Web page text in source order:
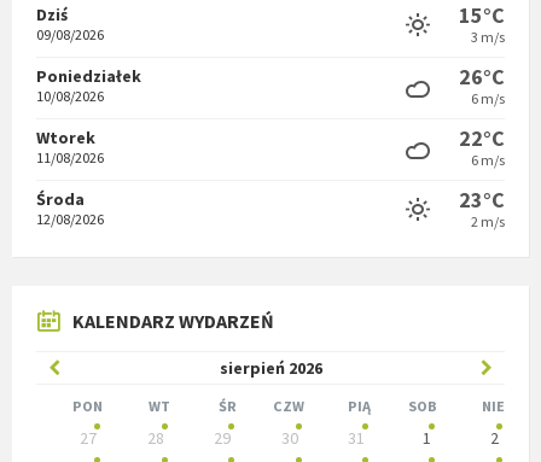
Dziś
09/08/2026
15°C
3 m/s
Poniedziałek
10/08/2026
26°C
6 m/s
Wtorek
11/08/2026
22°C
6 m/s
Środa
12/08/2026
23°C
2 m/s
KALENDARZ WYDARZEŃ
sierpień 2026
Poprzedni
miesiąc
PON WT ŚR CZW PIĄ SOB NIE
27 28 29 30 31 1
2